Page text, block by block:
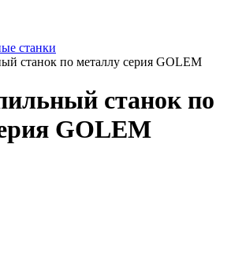
станки
станок по металлу серия GOLEM
станок по
GOLEM